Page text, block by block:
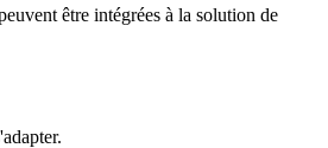
être intégrées à la solution de